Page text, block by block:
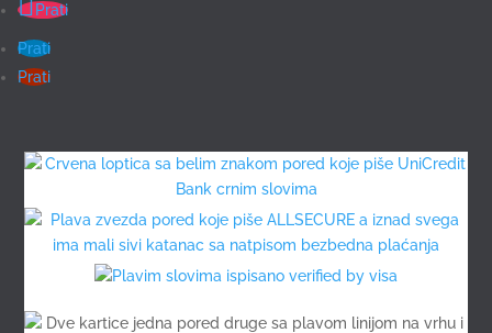
Prati
Prati
Prati